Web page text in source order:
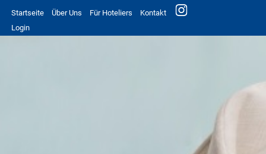
Startseite Über Uns Für Hoteliers
Kontakt
Login